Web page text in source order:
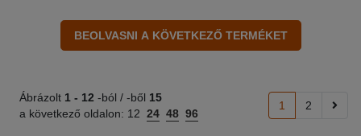
Ábrázolt 1 - 12 -ból / -ből 15
a következő oldalon: 12 24 48 96
1 2